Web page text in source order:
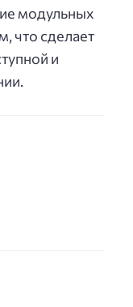
модульных
что сделает
и